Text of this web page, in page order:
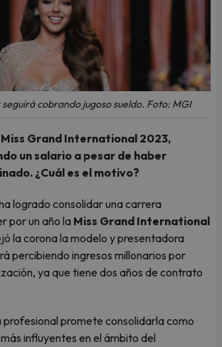
cobrando jugoso sueldo. Foto: MGI
Grand International 2023,
un salario a pesar de haber
¿Cuál es el motivo?
logrado consolidar una carrera
por un año la Miss Grand International
la corona la modelo y presentadora
percibiendo ingresos millonarios por
ya que tiene dos años de contrato
promete consolidarla como
influyentes en el ámbito del